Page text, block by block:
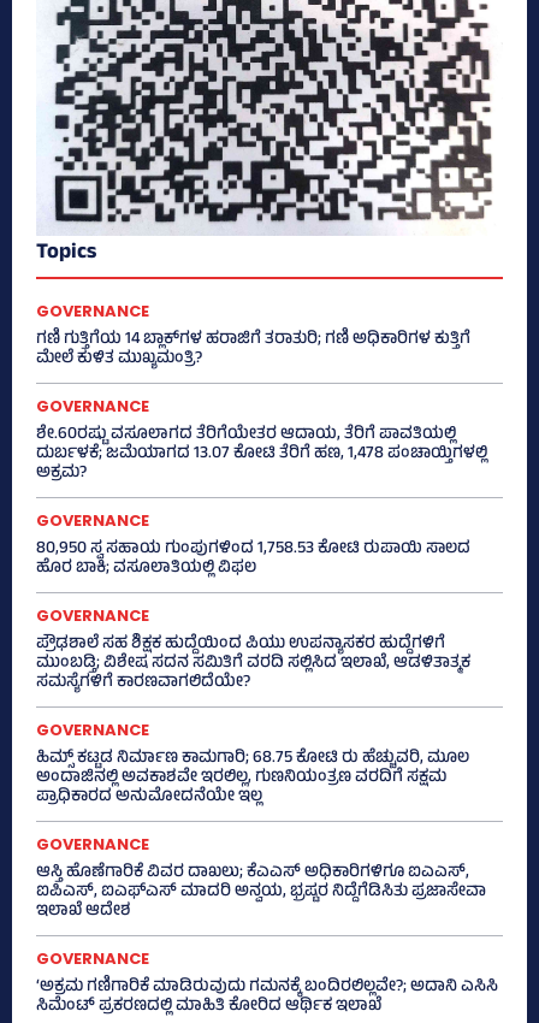
Topics
GOVERNANCE
ಗಣಿ ಗುತ್ತಿಗೆಯ 14 ಬ್ಲಾಕ್‌ಗಳ ಹರಾಜಿಗೆ ತರಾತುರಿ; ಗಣಿ ಅಧಿಕಾರಿಗಳ ಕುತ್ತಿಗೆ
ಮೇಲೆ ಕುಳಿತ ಮುಖ್ಯಮಂತ್ರಿ?
GOVERNANCE
ಶೇ.60ರಷ್ಟು ವಸೂಲಾಗದ ತೆರಿಗೆಯೇತರ ಆದಾಯ, ತೆರಿಗೆ ಪಾವತಿಯಲ್ಲಿ
ದುರ್ಬಳಕೆ; ಜಮೆಯಾಗದ 13.07 ಕೋಟಿ ತೆರಿಗೆ ಹಣ, 1,478 ಪಂಚಾಯ್ತಿಗಳಲ್ಲಿ
ಅಕ್ರಮ?
GOVERNANCE
80,950 ಸ್ವ ಸಹಾಯ ಗುಂಪುಗಳಿಂದ 1,758.53 ಕೋಟಿ ರುಪಾಯಿ ಸಾಲದ
ಹೊರ ಬಾಕಿ; ವಸೂಲಾತಿಯಲ್ಲಿ ವಿಫಲ
GOVERNANCE
ಪ್ರೌಢಶಾಲೆ ಸಹ ಶಿಕ್ಷಕ ಹುದ್ದೆಯಿಂದ ಪಿಯು ಉಪನ್ಯಾಸಕರ ಹುದ್ದೆಗಳಿಗೆ
ಮುಂಬಡ್ತಿ; ವಿಶೇಷ ಸದನ ಸಮಿತಿಗೆ ವರದಿ ಸಲ್ಲಿಸಿದ ಇಲಾಖೆ, ಆಡಳಿತಾತ್ಮಕ
ಸಮಸ್ಯೆಗಳಿಗೆ ಕಾರಣವಾಗಲಿದೆಯೇ?
GOVERNANCE
ಹಿಮ್ಸ್‌ ಕಟ್ಟಡ ನಿರ್ಮಾಣ ಕಾಮಗಾರಿ; 68.75 ಕೋಟಿ ರು ಹೆಚ್ಚುವರಿ, ಮೂಲ
ಅಂದಾಜಿನಲ್ಲಿ ಅವಕಾಶವೇ ಇರಲಿಲ್ಲ, ಗುಣನಿಯಂತ್ರಣ ವರದಿಗೆ ಸಕ್ಷಮ
ಪ್ರಾಧಿಕಾರದ ಅನುಮೋದನೆಯೇ ಇಲ್ಲ
GOVERNANCE
ಆಸ್ತಿ ಹೊಣೆಗಾರಿಕೆ ವಿವರ ದಾಖಲು; ಕೆಎಎಸ್ ಅಧಿಕಾರಿಗಳಿಗೂ ಐಎಎಸ್‌,
ಐಪಿಎಸ್‌, ಐಎಫ್‌ಎಸ್‌ ಮಾದರಿ ಅನ್ವಯ, ಭ್ರಷ್ಟರ ನಿದ್ದೆಗೆಡಿಸಿತು ಪ್ರಜಾಸೇವಾ
ಇಲಾಖೆ ಆದೇಶ
GOVERNANCE
‘ಅಕ್ರಮ ಗಣಿಗಾರಿಕೆ ಮಾಡಿರುವುದು ಗಮನಕ್ಕೆ ಬಂದಿರಲಿಲ್ಲವೇ?; ಅದಾನಿ ಎಸಿಸಿ
ಸಿಮೆಂಟ್ ಪ್ರಕರಣದಲ್ಲಿ ಮಾಹಿತಿ ಕೋರಿದ ಆರ್ಥಿಕ ಇಲಾಖೆ